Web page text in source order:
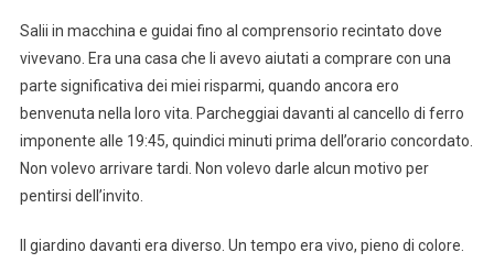
Salii in macchina e guidai fino al comprensorio recintato dove
vivevano. Era una casa che li avevo aiutati a comprare con una
parte significativa dei miei risparmi, quando ancora ero
benvenuta nella loro vita. Parcheggiai davanti al cancello di ferro
imponente alle 19:45, quindici minuti prima dell’orario concordato.
Non volevo arrivare tardi. Non volevo darle alcun motivo per
pentirsi dell’invito.
Il giardino davanti era diverso. Un tempo era vivo, pieno di colore.